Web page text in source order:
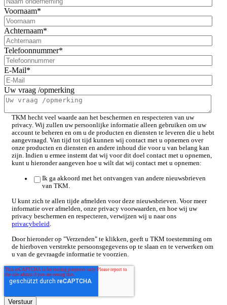
Voornaam*
Achternaam*
Telefoonnummer*
E-Mail*
Uw vraag /opmerking
TKM hecht veel waarde aan het beschermen en respecteren van uw
privacy. Wij zullen uw persoonlijke informatie alleen gebruiken om uw
account te beheren en om u de producten en diensten te leveren die u hebt
aangevraagd. Van tijd tot tijd kunnen wij contact met u opnemen over
onze producten en diensten en andere inhoud die voor u van belang kan
zijn. Indien u ermee instemt dat wij voor dit doel contact met u opnemen,
kunt u hieronder aangeven hoe u wilt dat wij contact met u opnemen:
Ik ga akkoord met het ontvangen van andere nieuwsbrieven
van TKM.
U kunt zich te allen tijde afmelden voor deze nieuwsbrieven. Voor meer
informatie over afmelden, onze privacy voorwaarden, en hoe wij uw
privacy beschermen en respecteren, verwijzen wij u naar ons
privacybeleid
Door hieronder op "Verzenden" te klikken, geeft u TKM toestemming om
de hierboven verstrekte persoonsgegevens op te slaan en te verwerken om
u van de gevraagde informatie te voorzien.